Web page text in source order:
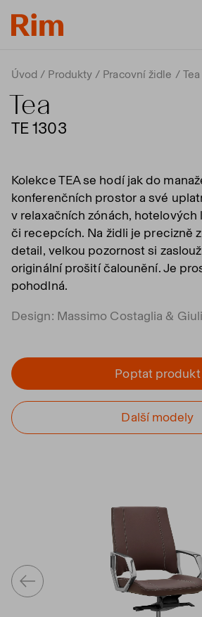
Úvod Produkty Pracovní židle Tea
Tea
TE 1303
Kolekce TEA se hodí jak do
konferenčních prostor a své
v relaxačních zónách, hotelových
či recepcích. Na židli je precizně
detail, velkou pozornost si
originální prošití čalounění. Je
pohodlná.
Design: Massimo Costaglia &
Poptat produkt
Další modely